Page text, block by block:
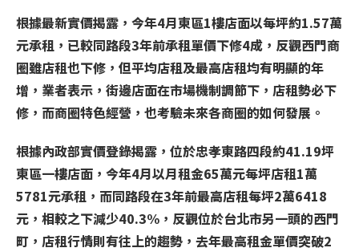
根據最新實價揭露，今年4月東區1樓店面以每坪約1.57萬
元承租，已較同路段3年前承租單價下修4成，反觀西門商
圈雖店租也下修，但平均店租及最高店租均有明顯的年
增，業者表示，街邊店面在市場機制調節下，店租勢必下
修，而商圈特色經營，也考驗未來各商圈的如何發展。
根據內政部實價登錄揭露，位於忠孝東路四段約41.19坪
東區一樓店面，今年4月以月租金65萬元每坪店租1萬
5781元承租，而同路段在3年前最高店租每坪2萬6418
元，相較之下減少40.3%，反觀位於台北市另一頭的西門
町，店租行情則有往上的趨勢，去年最高租金單價突破2